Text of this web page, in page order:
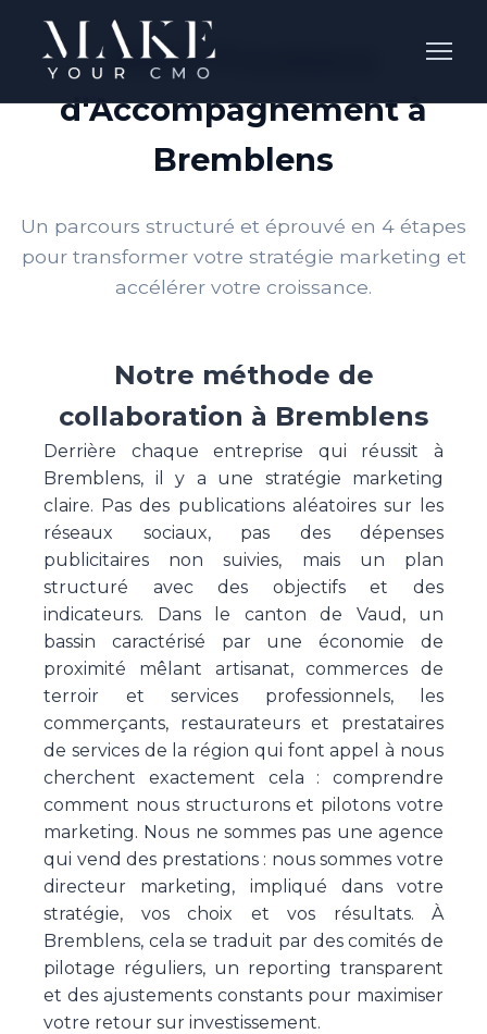
Notre Processus
d'Accompagnement à
Bremblens
Un parcours structuré et éprouvé en 4 étapes
pour transformer votre stratégie marketing et
accélérer votre croissance.
Notre méthode de
collaboration à Bremblens
Derrière chaque entreprise qui réussit à
Bremblens, il y a une stratégie marketing
claire. Pas des publications aléatoires sur les
réseaux sociaux, pas des dépenses
publicitaires non suivies, mais un plan
structuré avec des objectifs et des
indicateurs. Dans le canton de Vaud, un
bassin caractérisé par une économie de
proximité mêlant artisanat, commerces de
terroir et services professionnels, les
commerçants, restaurateurs et prestataires
de services de la région qui font appel à nous
cherchent exactement cela : comprendre
comment nous structurons et pilotons votre
marketing. Nous ne sommes pas une agence
qui vend des prestations : nous sommes votre
directeur marketing, impliqué dans votre
stratégie, vos choix et vos résultats. À
Bremblens, cela se traduit par des comités de
pilotage réguliers, un reporting transparent
et des ajustements constants pour maximiser
votre retour sur investissement.